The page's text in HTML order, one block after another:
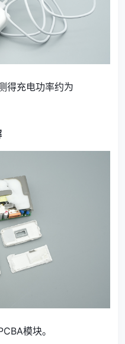
得充电功率约为
模块。